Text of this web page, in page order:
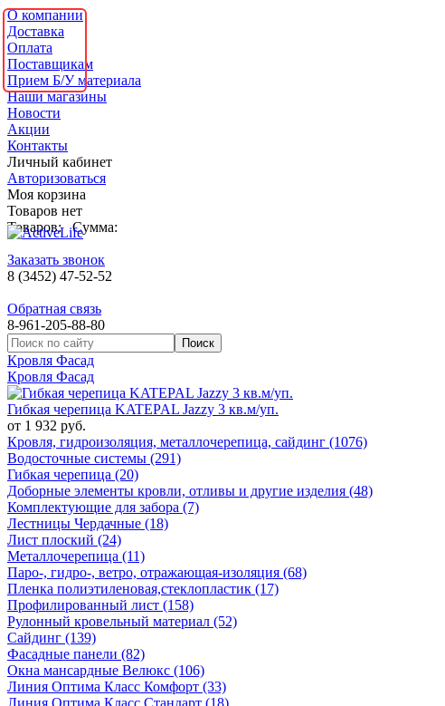
О компании
Доставка
Оплата
Поставщикам
Прием Б/У материала
Наши магазины
Новости
Акции
Контакты
Личный кабинет
Авторизоваться
Моя корзина
Товаров нет
Товаров: Сумма:
Заказать звонок
8 (3452) 47-52-52
Обратная связь
8-961-205-88-80
Кровля Фасад
Кровля Фасад
Гибкая черепица KATEPAL Jazzy 3 кв.м/уп.
от 1 932 руб.
Кровля, гидроизоляция, металлочерепица, сайдинг (1076)
Водосточные системы (291)
Гибкая черепица (20)
Доборные элементы кровли, отливы и другие изделия (48)
Комплектующие для забора (7)
Лестницы Чердачные (18)
Лист плоский (24)
Металлочерепица (11)
Паро-, гидро-, ветро, отражающая-изоляция (68)
Пленка полиэтиленовая,стеклопластик (17)
Профилированный лист (158)
Рулонный кровельный материал (52)
Сайдинг (139)
Фасадные панели (82)
Окна мансардные Велюкс (106)
Линия Оптима Класс Комфорт (33)
Линия Оптима Класс Стандарт (18)